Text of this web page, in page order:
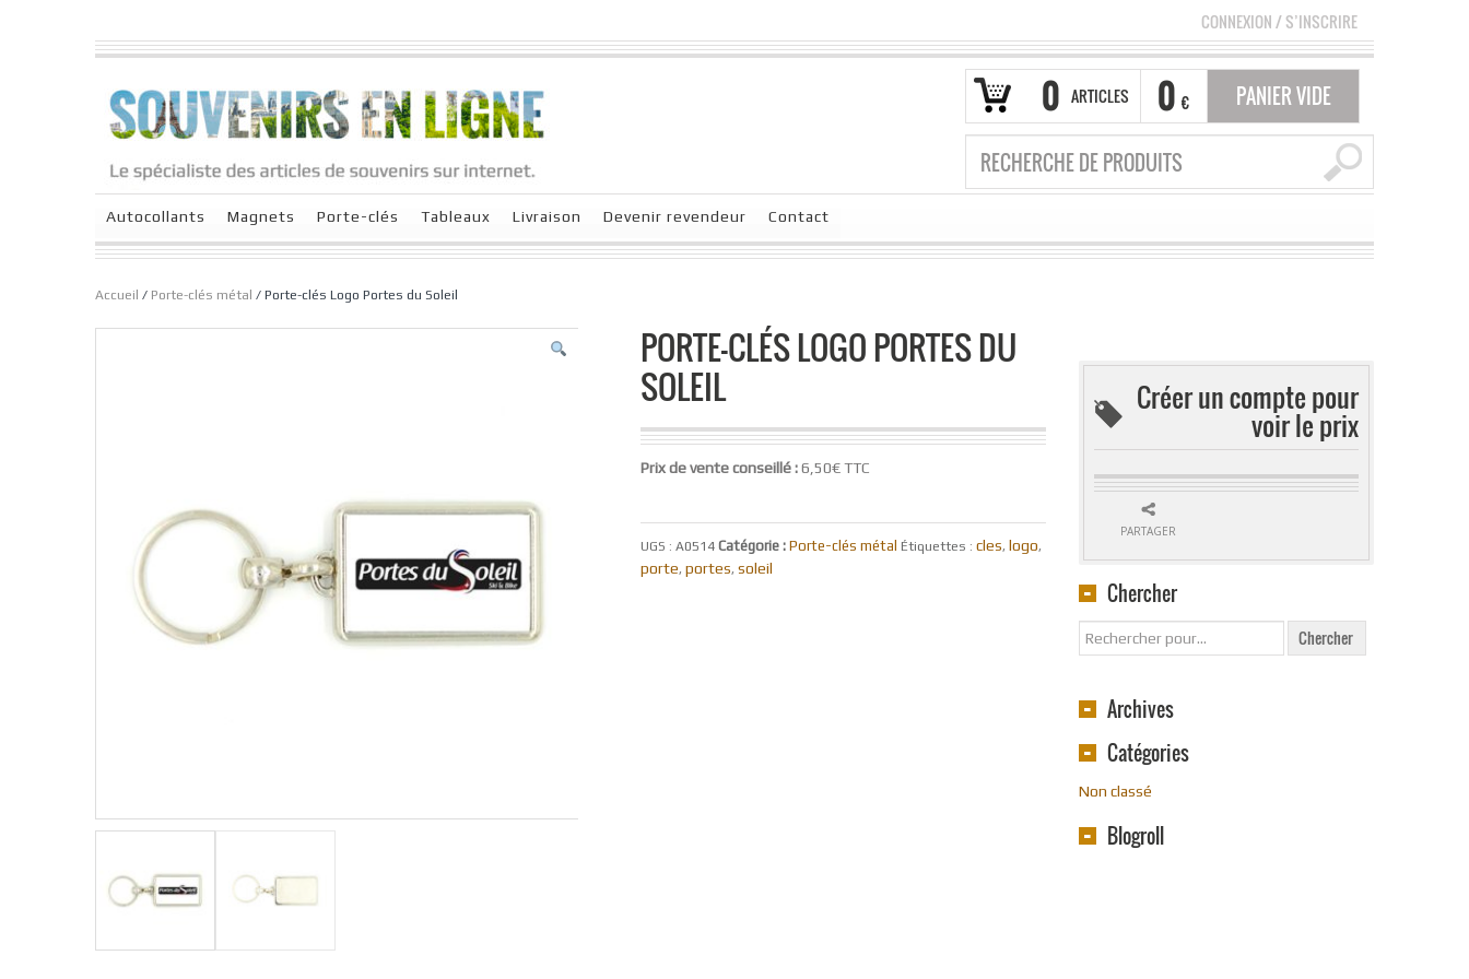
CONNEXION/S’INSCRIRE
0 ARTICLES 0 € PANIER VIDE
Autocollants Magnets Porte-clés Tableaux Livraison Devenir revendeur Contact
Accueil / Porte-clés métal / Porte-clés Logo Portes du Soleil
PORTE-CLÉS LOGO PORTES DU
SOLEIL
Prix de vente conseillé :6,50€ TTC
UGS : A0514 Catégorie : Porte-clés métal Étiquettes : cles, logo,
porte, portes, soleil
Créer un compte pour
voir le prix
PARTAGER
Chercher
Archives
Catégories
Non classé
Blogroll